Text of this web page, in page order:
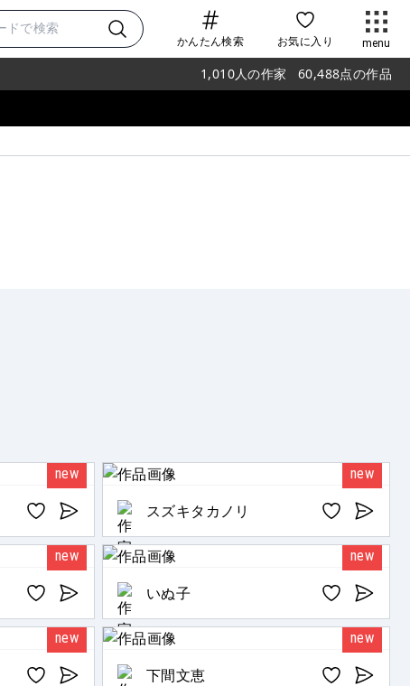
かんたん検索 お気に入り menu
1,010人の作家 60,488点の作品
new new
スズキタカノリ
new new
いぬ子
new new
下間文恵